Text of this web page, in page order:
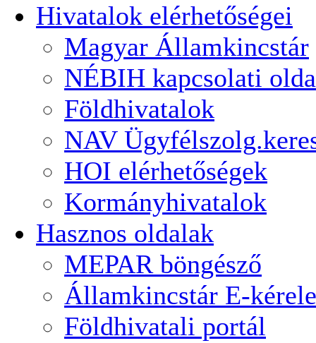
Hivatalok elérhetőségei
Magyar Államkincstár
NÉBIH kapcsolati
Földhivatalok
NAV
HOI elérhetőségek
Kormányhivatalok
Hasznos oldalak
MEPAR böngésző
Államkincstár E-
Földhivatali portál